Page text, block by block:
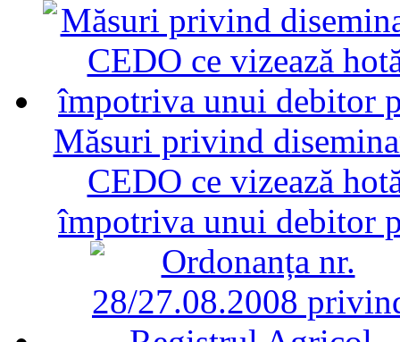
Măsuri privind
CEDO ce vizează
împotriva unui debitor